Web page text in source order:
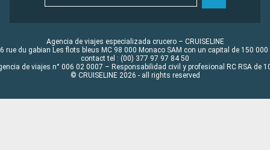
Agencia de viajes especializada crucero – CRUISELINE
rue du gabian Les flots bleus MC 98 000 Monaco SAM con un capital de 150 000
contact tel : (00) 377 97 97 84 50
de viajes n° 006 02 0007 – Responsabilidad civil y profesional RC RSA de
© CRUISELINE 2026 - all rights reserved